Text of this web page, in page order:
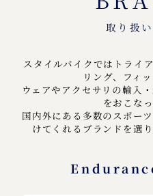
取り扱
スタイルバイクではトライ
リング、フィ
ウェアやアクセサリの輸入
をおこな
国内外にある多数のスポー
けてくれるブランドを選